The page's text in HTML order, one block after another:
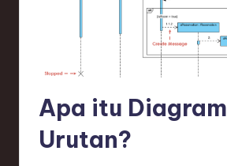
wApa itu Diagram
Urutan?